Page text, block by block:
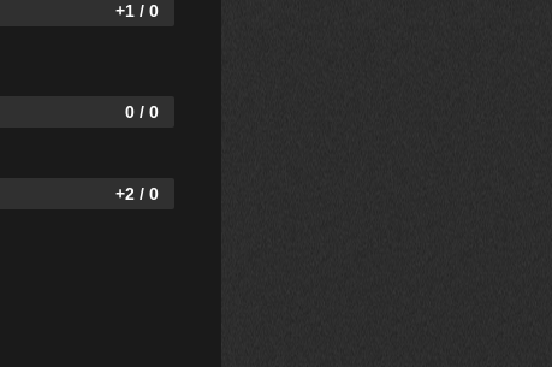
+1 / 0
0 / 0
+2 / 0